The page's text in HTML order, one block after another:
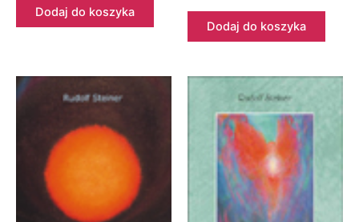
Dodaj do koszyka
Dodaj do koszyka